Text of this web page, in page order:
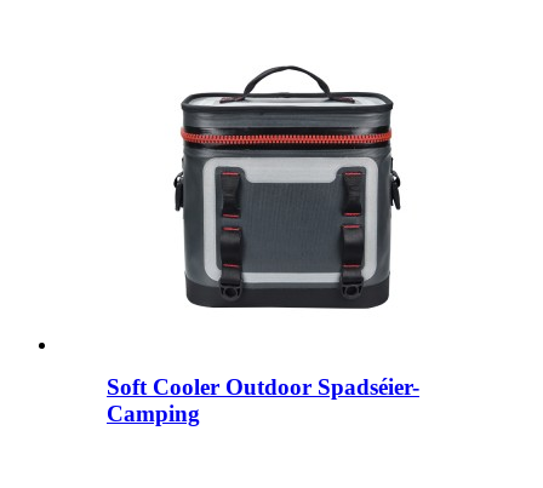
Soft Cooler Outdoor Spadséier-
Camping